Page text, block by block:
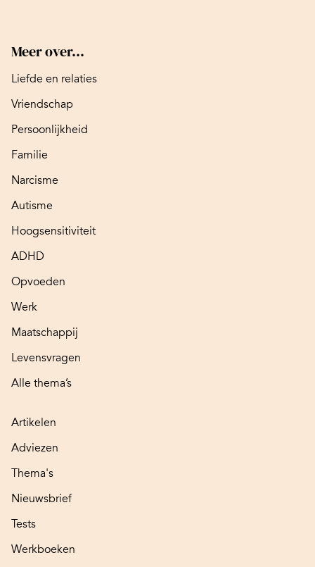
Meer over...
Liefde en relaties
Vriendschap
Persoonlijkheid
Familie
Narcisme
Autisme
Hoogsensitiviteit
ADHD
Opvoeden
Werk
Maatschappij
Levensvragen
Alle thema’s
Artikelen
Adviezen
Thema's
Nieuwsbrief
Tests
Werkboeken